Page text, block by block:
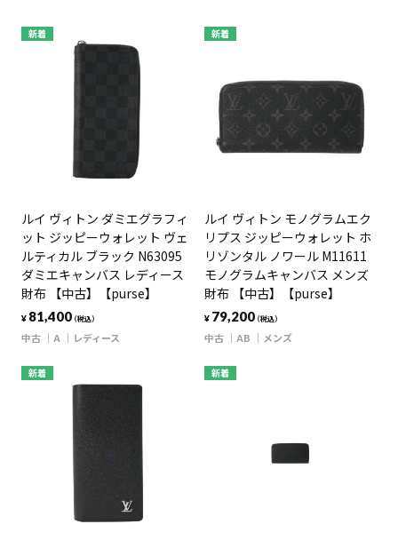
新着
ルイ ヴィトン ダミエグラフィ
ット ジッピーウォレット ヴェ
ルティカル ブラック N63095
ダミエキャンバス レディース
財布 【中古】【purse】
¥ 81,400（税込）
中古 A レディース
新着
ルイ ヴィトン モノグラムエク
リプス ジッピーウォレット ホ
リゾンタル ノワール M11611
モノグラムキャンバス メンズ
財布 【中古】【purse】
¥ 79,200（税込）
中古 AB メンズ
新着 新着